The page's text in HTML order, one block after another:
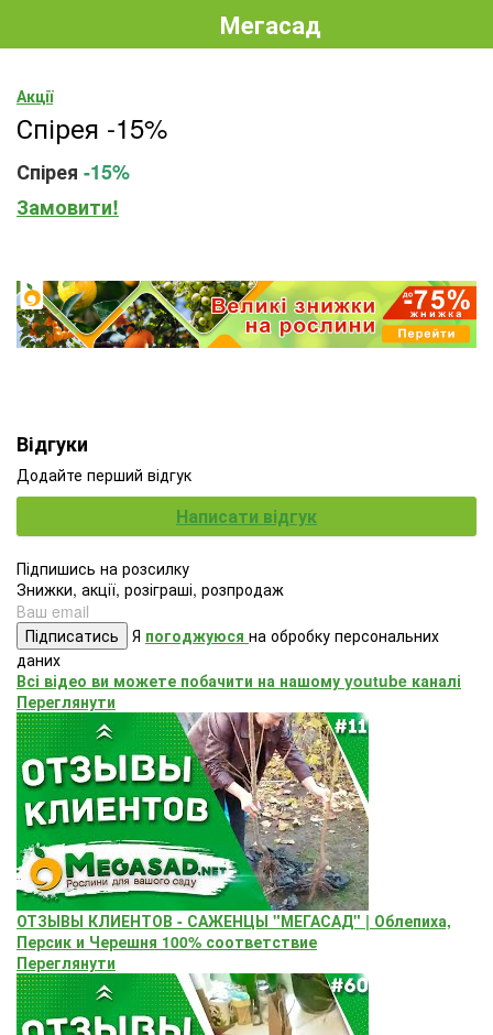
Мегасад
Акції
Спірея -15%
Спірея -15%
Замовити!
Відгуки
Додайте перший відгук
Написати відгук
Підпишись на розсилку
Знижки, акції, розіграші, розпродаж
Підписатись Я погоджуюся на обробку персональних
даних
Всі відео ви можете побачити на нашому youtube каналі
Переглянути
ОТЗЫВЫ КЛИЕНТОВ - САЖЕНЦЫ "МЕГАСАД" | Облепиха,
Персик и Черешня 100% соответствие
Переглянути